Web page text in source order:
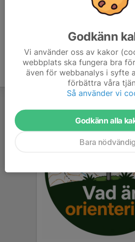
Godkänn
Vi använder oss av kakor
webbplats ska fungera bra
även för webbanalys i syfte
förbättra våra
Så använder vi
Godkänn alla
Bara